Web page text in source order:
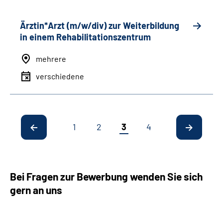
Ärztin*Arzt (m/w/div) zur Weiterbildung
in einem Rehabilitationszentrum
mehrere
verschiedene
1 2 3 4
Bei Fragen zur Bewerbung wenden Sie sich
gern an uns